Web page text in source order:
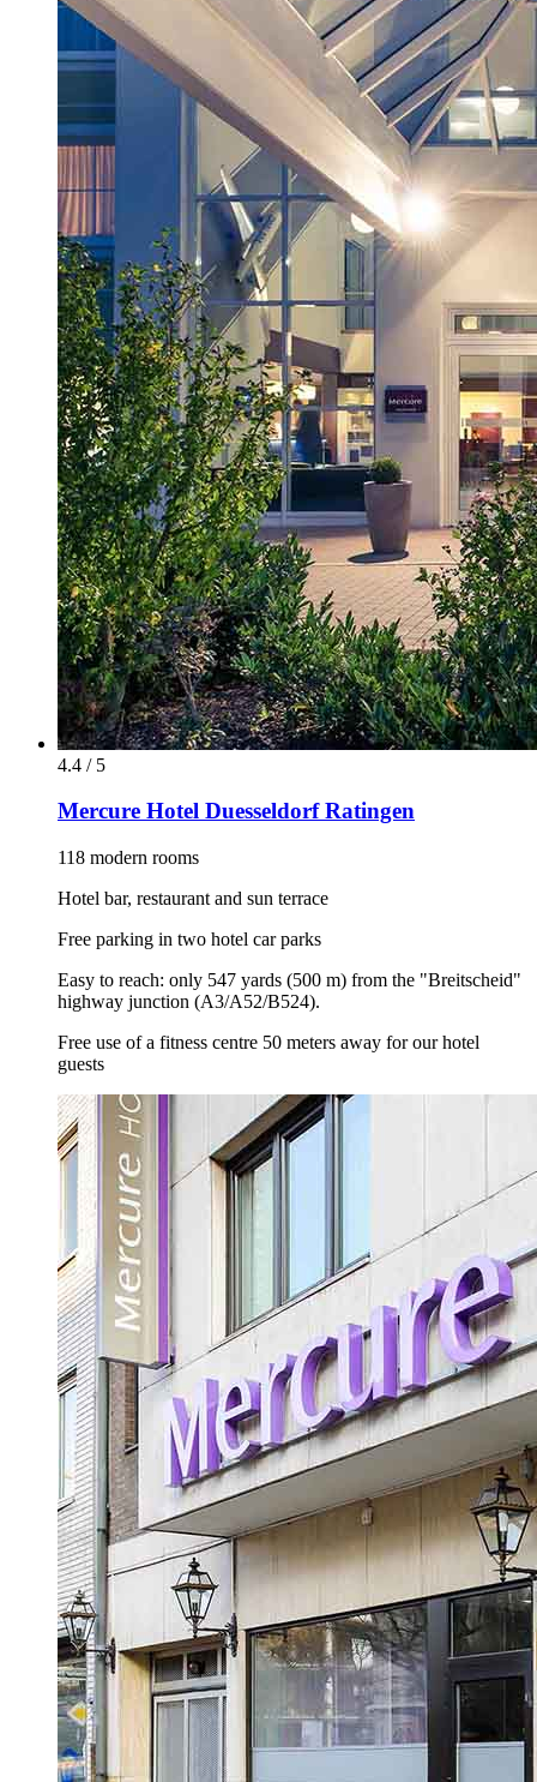
4.4 / 5
Mercure Hotel Duesseldorf Ratingen
118 modern rooms
Hotel bar, restaurant and sun terrace
Free parking in two hotel car parks
Easy to reach: only 547 yards (500 m) from the "Breitscheid"
highway junction (A3/A52/B524).
Free use of a fitness centre 50 meters away for our hotel
guests